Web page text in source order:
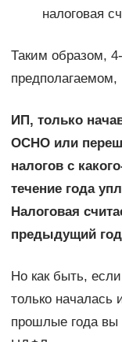
налоговая
Таким образом,
ИП, только
ОСНО или
налогов с
течение года
Налоговая
предыдущий
Но как быть,
только началась
прошлые года вы